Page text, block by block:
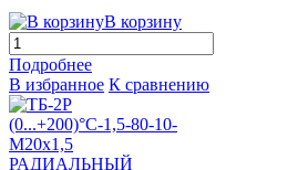
В корзину
Подробнее
В избранное К сравнению